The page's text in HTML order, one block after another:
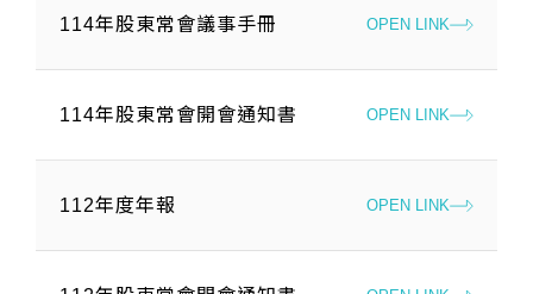
114年股東常會議事手冊 OPEN LINK
114年股東常會開會通知書 OPEN LINK
112年度年報 OPEN LINK